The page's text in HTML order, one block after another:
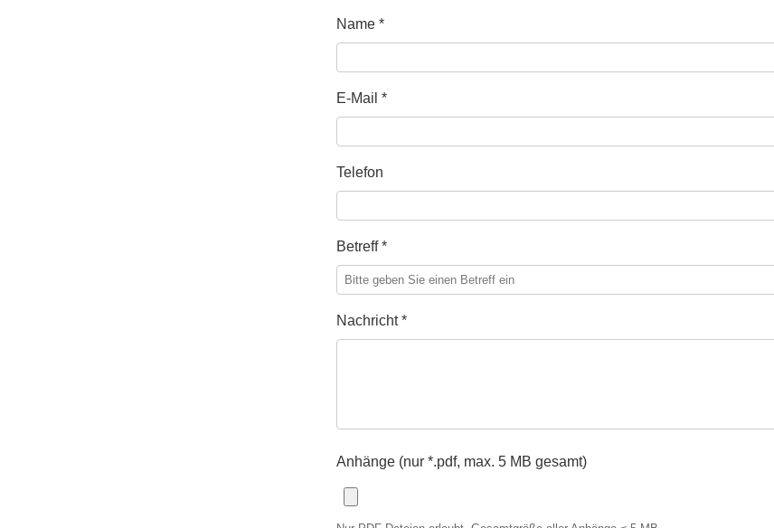
Name *
E-Mail *
Telefon
Betreff *
Nachricht *
Anhänge (nur *.pdf, max. 5 MB gesamt)